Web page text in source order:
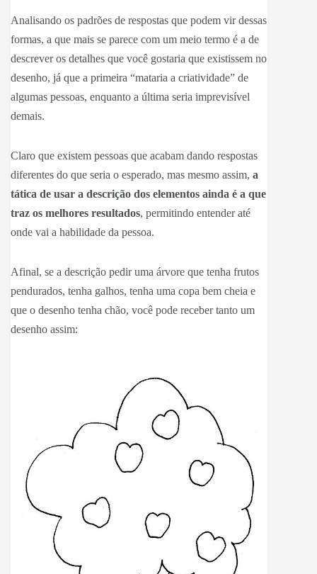
Analisando os padrões de respostas que podem vir dessas
formas, a que mais se parece com um meio termo é a de
descrever os detalhes que você gostaria que existissem no
desenho, já que a primeira “mataria a criatividade” de
algumas pessoas, enquanto a última seria imprevisível
demais.
Claro que existem pessoas que acabam dando respostas
diferentes do que seria o esperado, mas mesmo assim, a
tática de usar a descrição dos elementos ainda é a que
traz os melhores resultados, permitindo entender até
onde vai a habilidade da pessoa.
Afinal, se a descrição pedir uma árvore que tenha frutos
pendurados, tenha galhos, tenha uma copa bem cheia e
que o desenho tenha chão, você pode receber tanto um
desenho assim: